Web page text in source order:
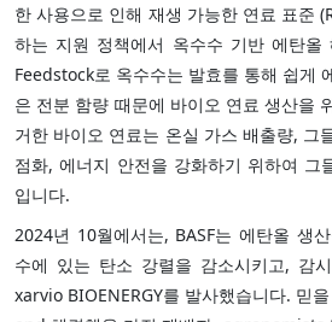
한 사용으로 인해 재생 가능한 연료 표준
하는 지원 정책에서 옥수수 기반 에탄올
Feedstock로 옥수수는 발효를 통해 쉽게
은 전분 함량 때문에 바이오 연료 생산을
거한 바이오 연료는 온실 가스 배출량, 그
점화, 에너지 안전을 강화하기 위하여 그
입니다.
2024년 10월에서는, BASF는 에탄올 생
수에 있는 탄소 강렬을 감소시키고, 감
xarvio BIOENERGY를 발사했습니다. 믿